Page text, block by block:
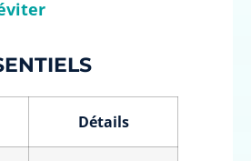
Détails